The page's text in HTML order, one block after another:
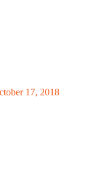
17, 2018